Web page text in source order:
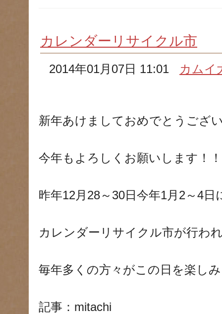
カレンダーリサイクル市
2014年01月07日 11:01 カムイ
新年あけましておめでとうござ
今年もよろしくお願いします！！
昨年12月28～30日今年1月2～4日
カレンダーリサイクル市が行わ
毎年多くの方々がこの日を楽し
記事：mitachi